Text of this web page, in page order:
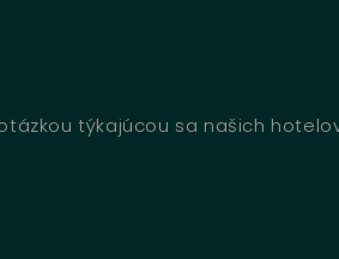
týkajúcou sa našich